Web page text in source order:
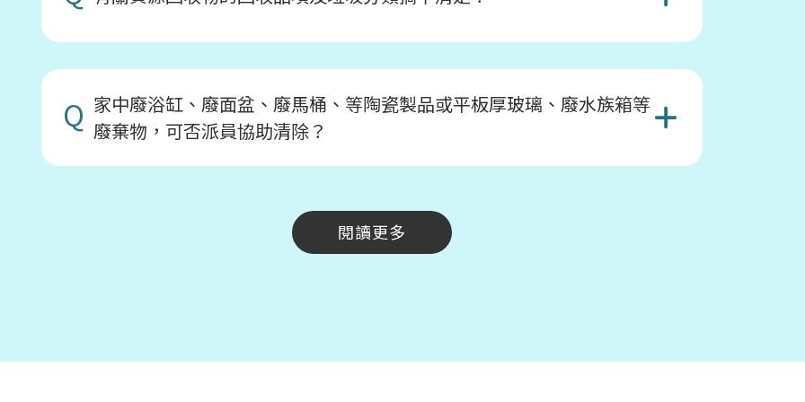
Q 家中廢浴缸、廢面盆、廢馬桶、等陶瓷製品或平板厚玻璃、廢水族箱等
廢棄物，可否派員協助清除？
閱讀更多